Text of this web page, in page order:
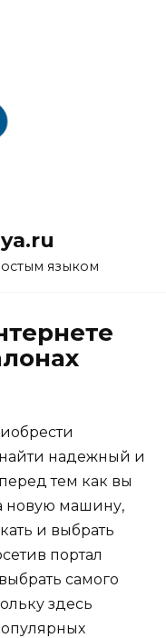
языком
найти надежный и
тем как вы
новую машину,
и выбрать
портал
самого
здесь